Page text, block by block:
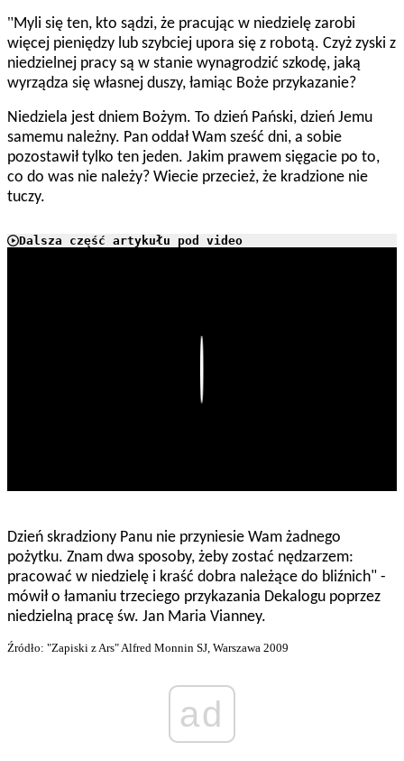
"Myli się ten, kto sądzi, że pracując w niedzielę zarobi
więcej pieniędzy lub szybciej upora się z robotą. Czyż zyski z
niedzielnej pracy są w stanie wynagrodzić szkodę, jaką
wyrządza się własnej duszy, łamiąc Boże przykazanie?
Niedziela jest dniem Bożym. To dzień Pański, dzień Jemu
samemu należny. Pan oddał Wam sześć dni, a sobie
pozostawił tylko ten jeden. Jakim prawem sięgacie po to,
co do was nie należy? Wiecie przecież, że kradzione nie
tuczy.
Dalsza część artykułu pod video
Dzień skradziony Panu nie przyniesie Wam żadnego
pożytku. Znam dwa sposoby, żeby zostać nędzarzem:
pracować w niedzielę i kraść dobra należące do bliźnich" -
mówił o łamaniu trzeciego przykazania Dekalogu poprzez
niedzielną pracę św. Jan Maria Vianney.
Źródło: "Zapiski z Ars" Alfred Monnin SJ, Warszawa 2009
ad